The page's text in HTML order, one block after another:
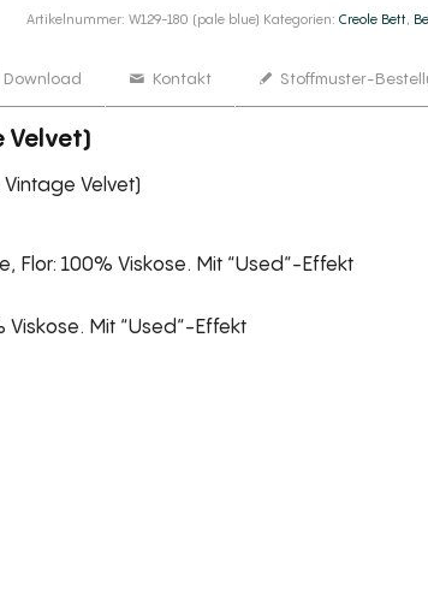
Artikelnummer:W129-180 (pale blue) Kategorien:Creole Bett,
Download Kontakt Stoffmuster-
Velvet)
Velvet)
Flor: 100% Viskose. Mit “Used”-Effekt
Mit “Used”-Effekt